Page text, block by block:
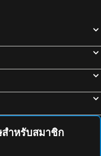
สำหรับสมาชิก